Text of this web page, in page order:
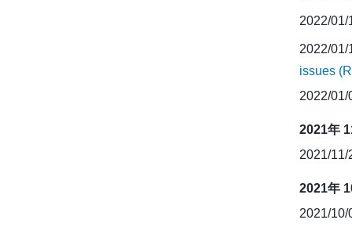
2022/
2022/
issues
2022/
2021年
2021/
2021年
2021/